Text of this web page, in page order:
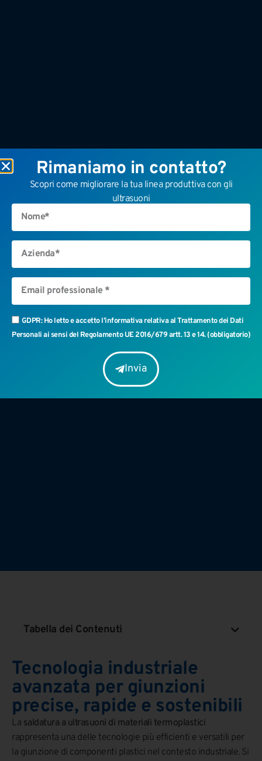
Tabella dei Contenuti
Tecnologia industriale
avanzata per giunzioni
precise, rapide e sostenibili
La saldatura a ultrasuoni di materiali termoplastici
rappresenta una delle tecnologie più efficienti e versatili per
la giunzione di componenti plastici nel contesto industriale. Si
Rimaniamo in contatto?
Scopri come migliorare la tua linea produttiva con gli
ultrasuoni
GDPR: Ho letto e accetto l’informativa relativa al Trattamento dei Dati
Personali ai sensi del Regolamento UE 2016/679 artt. 13 e 14. (obbligatorio)
Invia